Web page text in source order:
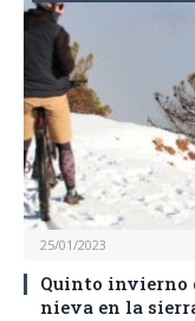
25/01/2023
Quinto invierno
nieva en la